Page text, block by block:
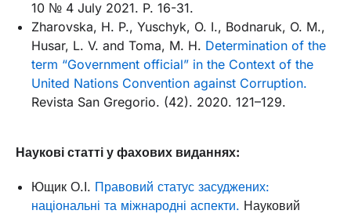
10 № 4 July 2021. P. 16-31.
Zharovska, H. P., Yuschyk, O. I., Bodnaruk, O. M.,
Husar, L. V. and Toma, M. H. Determination of the
term “Government official” in the Context of the
United Nations Convention against Corruption.
Revista San Gregorio. (42). 2020. 121–129.
Наукові статті у фахових виданнях:
Ющик О.І. Правовий статус засуджених:
національні та міжнародні аспекти. Науковий